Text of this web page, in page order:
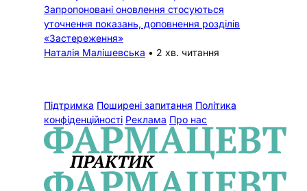
Запропоновані оновлення стосуються
уточнення показань, доповнення розділів
«Застереження»
Наталія Малішевська • 2 хв. читання
Підтримка Поширені запитання Політика
конфіденційності Реклама Про нас